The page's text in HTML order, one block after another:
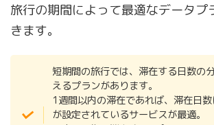
旅行の期間によって最適なデータプ
きます。
短期間の旅行では、滞在する日数の
えるプランがあります。
1週間以内の滞在であれば、滞在日
が設定されているサービスが最適。